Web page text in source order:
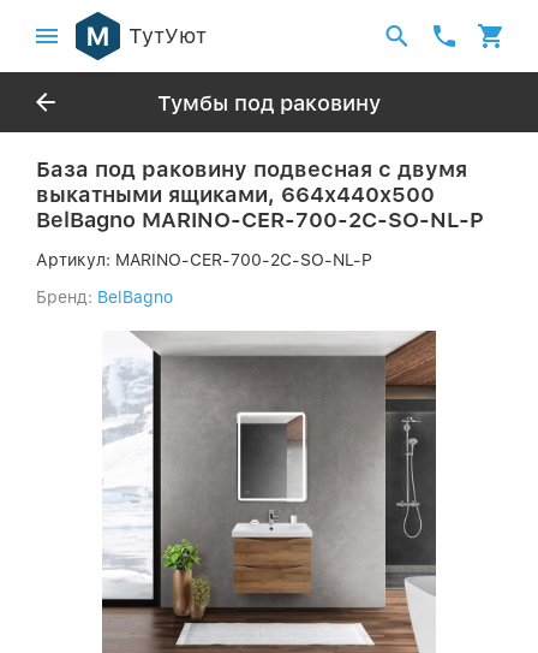
ТутУют
Тумбы под раковину
База под раковину подвесная с двумя
выкатными ящиками, 664x440x500
BelBagno MARINO-CER-700-2C-SO-NL-P
Артикул: MARINO-CER-700-2C-SO-NL-P
Бренд: BelBagno